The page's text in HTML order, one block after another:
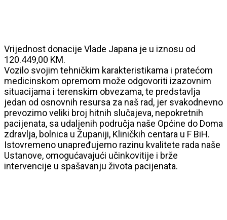
Vrijednost donacije Vlade Japana je u iznosu od
120.449,00 KM.
Vozilo svojim tehničkim karakteristikama i pratećom
medicinskom opremom može odgovoriti izazovnim
situacijama i terenskim obvezama, te predstavlja
jedan od osnovnih resursa za naš rad, jer svakodnevno
prevozimo veliki broj hitnih slučajeva, nepokretnih
pacijenata, sa udaljenih područja naše Općine do Doma
zdravlja, bolnica u Županiji, Kliničkih centara u F BiH.
Istovremeno unapređujemo razinu kvalitete rada naše
Ustanove, omogućavajući učinkovitije i brže
intervencije u spašavanju života pacijenata.